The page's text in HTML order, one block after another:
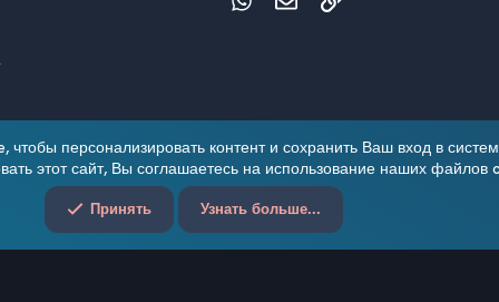
Обратная связь Условия и правила
персонализировать контент и сохранить Ваш вход в
этот сайт, Вы соглашаетесь на использование наших файлов
Принять Узнать больше...